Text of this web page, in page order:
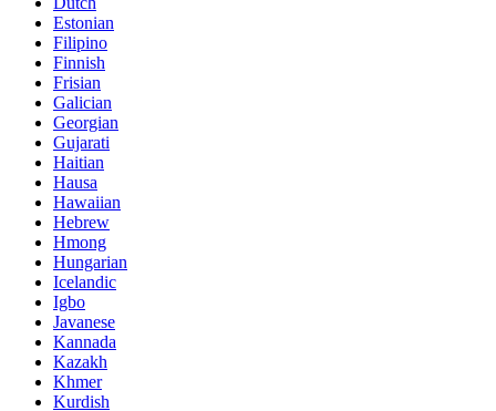
Estonian
Filipino
Finnish
Frisian
Galician
Georgian
Gujarati
Haitian
Hausa
Hawaiian
Hebrew
Hmong
Hungarian
Icelandic
Igbo
Javanese
Kannada
Kazakh
Khmer
Kurdish